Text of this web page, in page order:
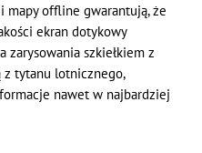
mapy offline gwarantują, że
ekran dotykowy
zarysowania szkiełkiem z
z tytanu lotnicznego,
nawet w najbardziej